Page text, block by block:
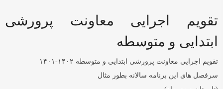
تقویم اجرایی معاونت پرورشی
ابتدایی و متوسطه
تقویم اجرایی معاونت پرورشی ابتدایی و متوسطه ۱۴۰۲-۱۴۰۱
سرفصل های این برنامه سالانه بطور مثال